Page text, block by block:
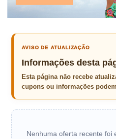
AVISO DE ATUALIZAÇÃO
Informações desta
Esta página não recebe
cupons ou informações
Nenhuma oferta recente foi